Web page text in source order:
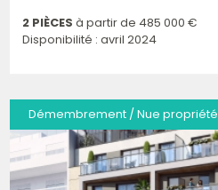
2 PIÈCES à partir de 485 000 €
Disponibilité : avril 2024
Démembrement / Nue propriété